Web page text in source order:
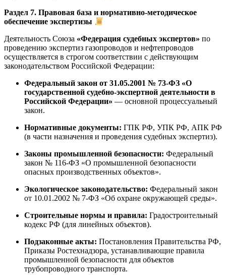
Раздел 7. Правовая база и нормативно-методическое
обеспечение экспертизы
Деятельность Союза «Федерация судебных экспертов» по
проведению экспертиз газопроводов и нефтепроводов
осуществляется в строгом соответствии с действующим
законодательством Российской Федерации:
Федеральный закон от 31.05.2001 № 73-ФЗ «О
государственной судебно-экспертной деятельности в
Российской Федерации» — основной процессуальный
закон.
Нормативные документы: ГПК РФ, УПК РФ, АПК РФ
(в части назначения и проведения судебных экспертиз).
Законы промышленной безопасности: Федеральный
закон № 116-ФЗ «О промышленной безопасности
опасных производственных объектов».
Экологическое законодательство: Федеральный закон
от 10.01.2002 № 7-ФЗ «Об охране окружающей среды».
Строительные нормы и правила: Градостроительный
кодекс РФ (для линейных объектов).
Подзаконные акты: Постановления Правительства РФ,
Приказы Ростехнадзора, устанавливающие правила
промышленной безопасности для объектов
трубопроводного транспорта.